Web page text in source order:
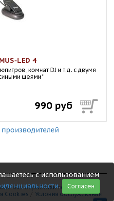
LED 4
комнат DJ и т.д. c двумя
шеями"
990 руб
производителей
обработки персональных
Сookies Условия обслуживания
с использованием
. Согласен